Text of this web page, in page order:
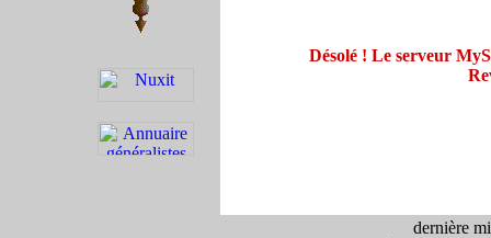
Désolé ! Le serveur
dernière